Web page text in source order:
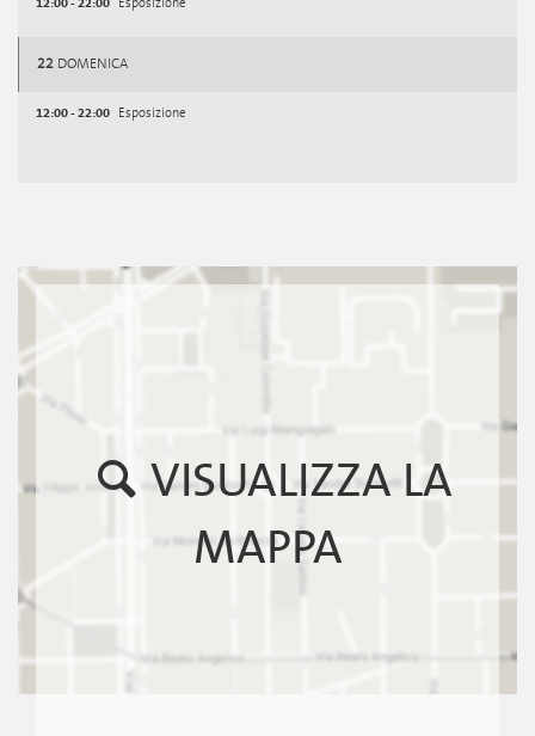
Esposizione
22 DOMENICA
12:00 - 22:00 Esposizione
VISUALIZZA LA
MAPPA